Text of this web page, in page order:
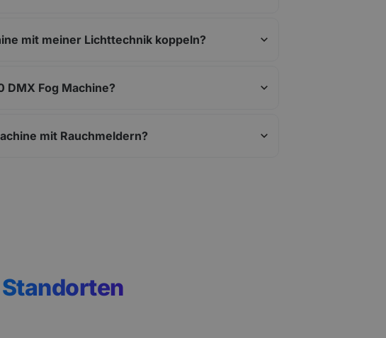
mit meiner Lichttechnik koppeln?
Fog Machine?
mit Rauchmeldern?
Standorten